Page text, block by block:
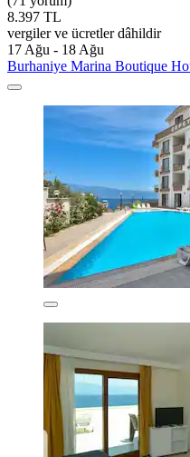
8.397 TL
vergiler ve ücretler dâhildir
17 Ağu - 18 Ağu
Burhaniye Marina Boutique